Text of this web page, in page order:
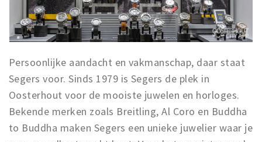
Persoonlijke aandacht en vakmanschap, daar staat
Segers voor. Sinds 1979 is Segers de plek in
Oosterhout voor de mooiste juwelen en horloges.
Bekende merken zoals Breitling, Al Coro en Buddha
to Buddha maken Segers een unieke juwelier waar je